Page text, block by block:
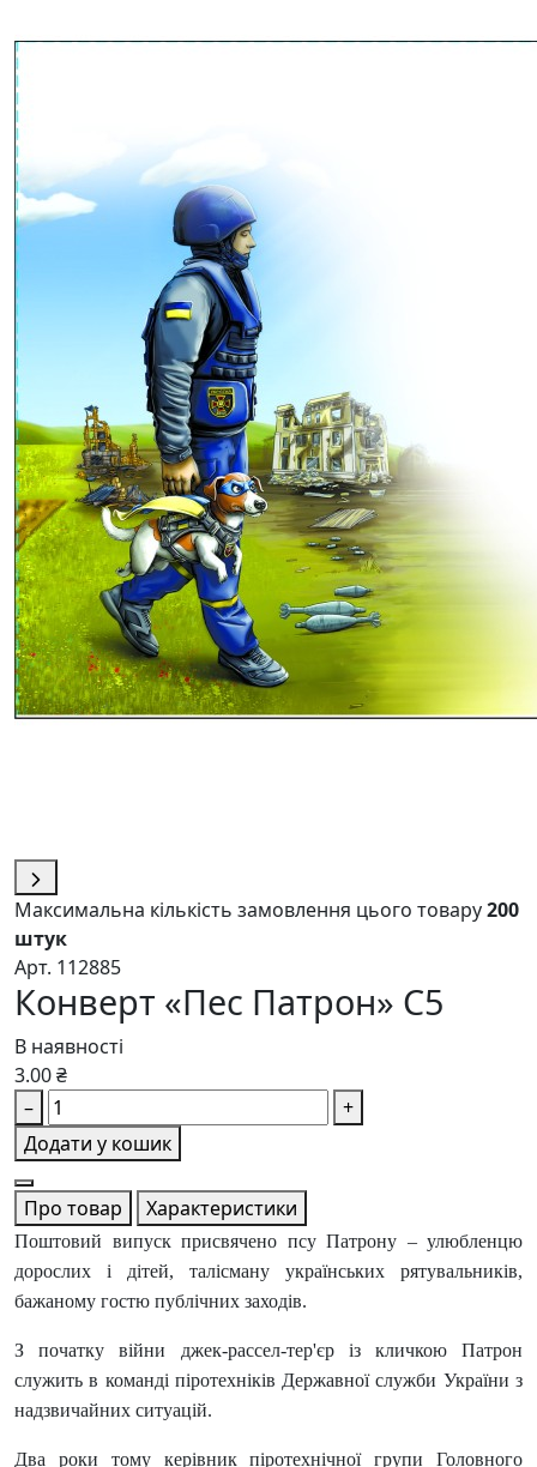
Максимальна кількість замовлення цього товару200
штук
Арт. 112885
Конверт «Пес Патрон» C5
В наявності
3.00 ₴
–
+
Додати у кошик
Про товар Характеристики
Поштовий випуск присвячено псу Патрону – улюбленцю
дорослих і дітей, талісману українських рятувальників,
бажаному гостю публічних заходів.
З початку війни джек-рассел-тер'єр із кличкою Патрон
служить в команді піротехніків Державної служби України з
надзвичайних ситуацій.
Два роки тому керівник піротехнічної групи Головного